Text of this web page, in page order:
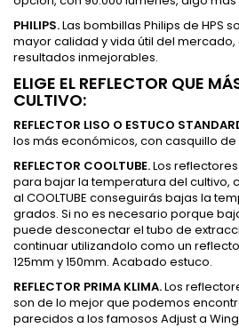
PHILIPS.Las bombillas Philips de HPS
mayor calidad y vida útil del
resultados inmejorables.
ELIGE EL REFLECTOR QUE
CULTIVO:
REFLECTOR LISO O ESTUCO
los más económicos, con casquillo
REFLECTOR COOLTUBE.Los reflectores
para bajar la temperatura del cultivo,
al COOLTUBE conseguirás bajas la
grados. Si no es necesario porque
puede desconectar el tubo de
continuar utilizandolo como un
125mm y 150mm. Acabado estuco.
REFLECTOR PRIMA KLIMA.Los
son de lo mejor que podemos
parecidos a los famosos Adjust a